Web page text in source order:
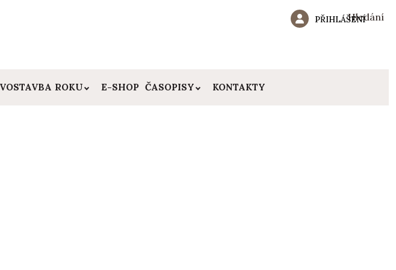
Hledání
PŘIHLÁŠENÍ
ROKU E-SHOP ČASOPISY KONTAKTY